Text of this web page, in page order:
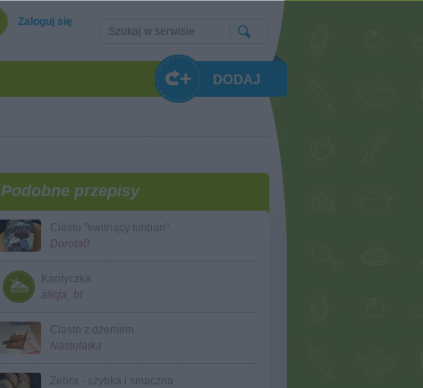
Zaloguj się
DODAJ
Podobne przepisy
Ciasto "kwitnący tulipan"
Dorota0
Kantyczka
alicja_bt
Ciasto z dżemem
Nastolatka
Zebra - szybka i smaczna